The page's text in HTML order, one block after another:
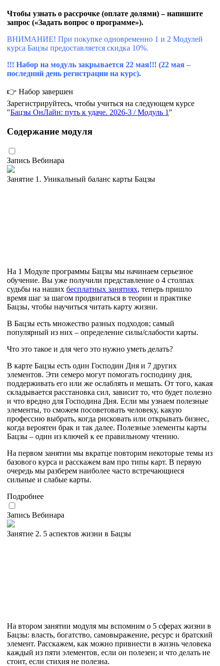
Чтобы узнать о рассрочке (оплате долями) – напишите
запрос («Задать вопрос о программе»).
ВНИМАНИЕ! При покупке одновременно 1 и 2 Модулей
курса Бацзы предоставляется скидка 10%.
!!! Набор на модуль закрывается 22 мая!!! (22 мая –
последний день регистрации на курс).
👉 Набор завершен
Зарегистрируйтесь, чтобы учиться на следующем курсе
Бацзы ОнЛайн: путь к удаче. 2026-3 / Модуль 1
Содержание модуля
Запись Вебинара
Занятие 1. Уникальный баланс карты Бацзы
На 1 Модуле программы Бацзы мы начинаем серьезное
обучение. Вы уже получили представление о 4 столпах
судьбы на наших бесплатных занятиях, теперь пришло
время шаг за шагом продвигаться в теории и практике
Бацзы, чтобы научиться читать карту жизни.
В Бацзы есть множество разных подходов; самый
популярный из них – определение силы/слабости карты.
Что это такое и для чего это нужно уметь делать?
В карте Бацзы есть один Господин Дня и 7 других
элементов. Эти семеро могут помогать господину дня,
поддерживать его или же ослаблять и мешать. От того, какая
складывается расстановка сил, зависит то, что будет полезно
и что вредно для Господина Дня. Если мы узнаем полезные
элементы, то сможем посоветовать человеку, какую
профессию выбрать, когда рисковать или открывать бизнес,
когда вероятен брак и так далее. Полезные элементы карты
Бацзы – один из ключей к ее правильному чтению.
На первом занятии мы вкратце повторим некоторые темы из
базового курса и расскажем вам про типы карт. В первую
очередь мы разберем наиболее часто встречающиеся
сильные и слабые карты.
Подробнее
Запись Вебинара
Занятие 2. 5 аспектов жизни в Бацзы
На втором занятии модуля мы вспомним о 5 сферах жизни в
Бацзы: власть, богатство, самовыражение, ресурс и братский
элемент. Расскажем, как можно привнести в жизнь человека
каждый из пяти элементов, если он полезен; и что делать не
стоит, если стихия не полезна.